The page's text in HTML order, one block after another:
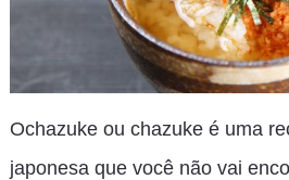
Ochazuke ou chazuke é uma
japonesa que você não vai